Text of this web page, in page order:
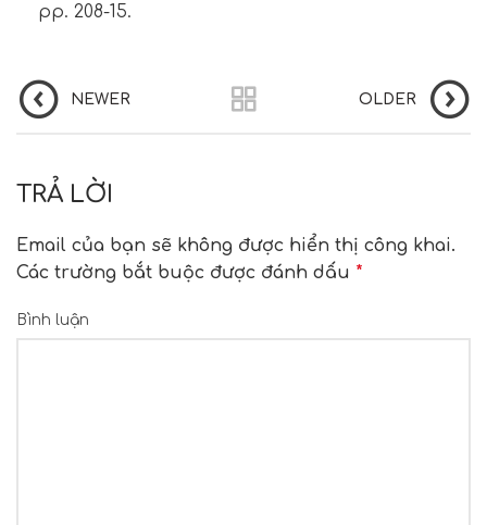
pp. 208-15.
NEWER OLDER
TRẢ LỜI
Email của bạn sẽ không được hiển thị công khai.
Các trường bắt buộc được đánh dấu *
Bình luận